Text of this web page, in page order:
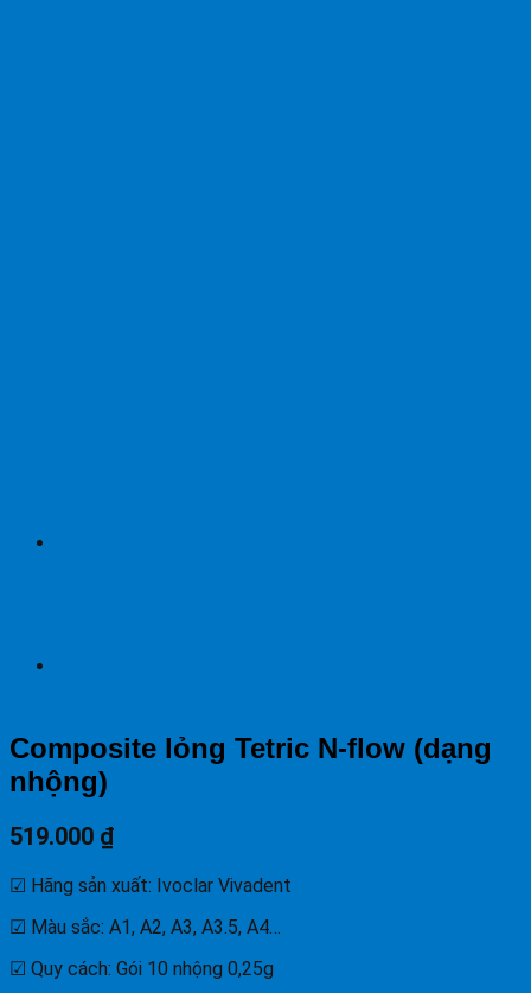
Composite lỏng Tetric N-flow (dạng
nhộng)
519.000 ₫
☑ Hãng sản xuất: Ivoclar Vivadent
☑ Màu sắc: A1, A2, A3, A3.5, A4…
☑ Quy cách: Gói 10 nhộng 0,25g